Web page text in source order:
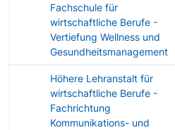
Fachschule für
wirtschaftliche Berufe -
Vertiefung Wellness und
Gesundheitsmanagement
Höhere Lehranstalt für
wirtschaftliche Berufe -
Fachrichtung
Kommunikations- und